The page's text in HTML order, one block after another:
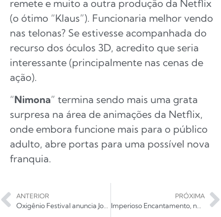
remete e muito a outra produção da Netflix
(o ótimo “Klaus”). Funcionaria melhor vendo
nas telonas? Se estivesse acompanhada do
recurso dos óculos 3D, acredito que seria
interessante (principalmente nas cenas de
ação).
“Nimona” termina sendo mais uma grata
surpresa na área de animações da Netflix,
onde embora funcione mais para o público
adulto, abre portas para uma possível nova
franquia.
ANTERIOR PRÓXIMA
Imperioso Encantamento, novo álbum de andre L. R. mendes chega ao streaming